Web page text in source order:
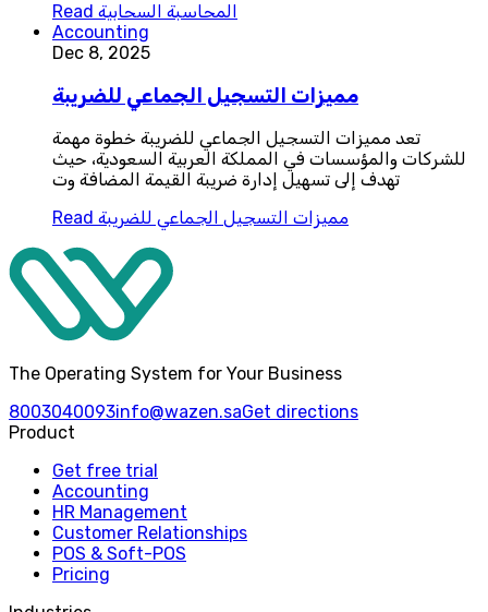
Read المحاسبة السحابية
Accounting
Dec 8, 2025
مميزات التسجيل الجماعي للضريبة
تعد مميزات التسجيل الجماعي للضريبة خطوة مهمة
للشركات والمؤسسات في المملكة العربية السعودية، حيث
تهدف إلى تسهيل إدارة ضريبة القيمة المضافة وت
Read مميزات التسجيل الجماعي للضريبة
The Operating System for Your Business
8003040093info@wazen.saGet directions
Product
Get free trial
Accounting
HR Management
Customer Relationships
POS & Soft-POS
Pricing